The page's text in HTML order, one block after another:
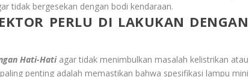
tidak bergesekan dengan bodi kendaraan.
PERLU DI LAKUKAN DENGAN
Hati-Hatiagar tidak menimbulkan masalah kelistrikan atau
penting adalah memastikan bahwa spesifikasi lampu mini